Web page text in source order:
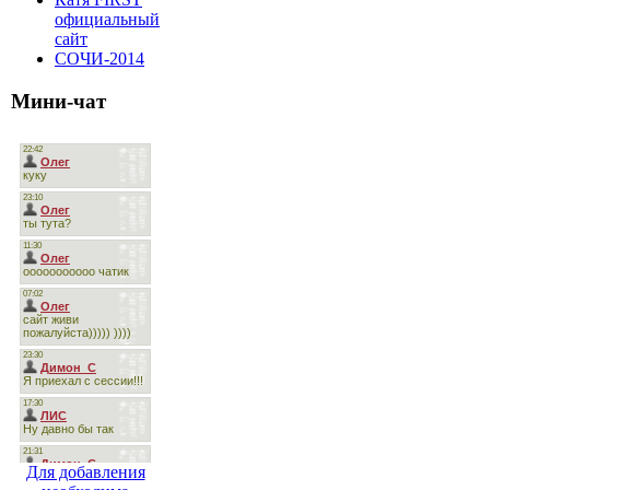
официальный
сайт
СОЧИ-2014
Мини-чат
Для добавления